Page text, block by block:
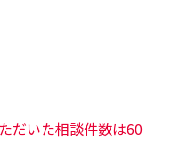
だいた相談件数は60